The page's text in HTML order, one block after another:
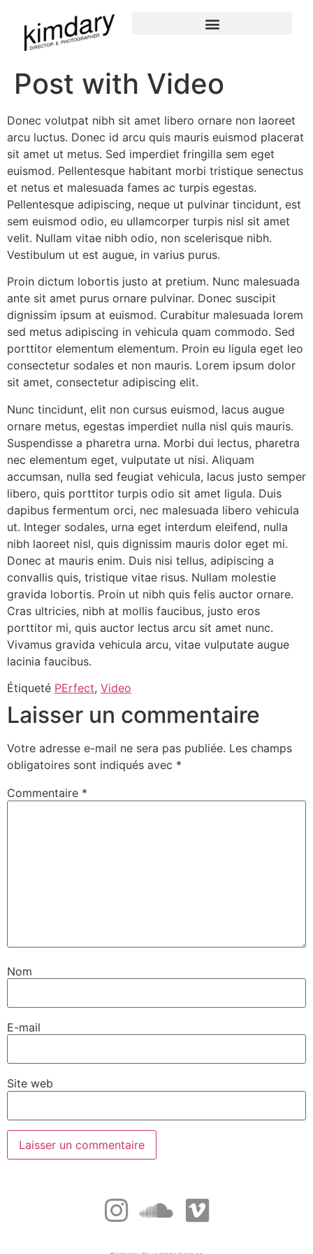
Post with Video
Donec volutpat nibh sit amet libero ornare non laoreet
arcu luctus. Donec id arcu quis mauris euismod placerat
sit amet ut metus. Sed imperdiet fringilla sem eget
euismod. Pellentesque habitant morbi tristique senectus
et netus et malesuada fames ac turpis egestas.
Pellentesque adipiscing, neque ut pulvinar tincidunt, est
sem euismod odio, eu ullamcorper turpis nisl sit amet
velit. Nullam vitae nibh odio, non scelerisque nibh.
Vestibulum ut est augue, in varius purus.
Proin dictum lobortis justo at pretium. Nunc malesuada
ante sit amet purus ornare pulvinar. Donec suscipit
dignissim ipsum at euismod. Curabitur malesuada lorem
sed metus adipiscing in vehicula quam commodo. Sed
porttitor elementum elementum. Proin eu ligula eget leo
consectetur sodales et non mauris. Lorem ipsum dolor
sit amet, consectetur adipiscing elit.
Nunc tincidunt, elit non cursus euismod, lacus augue
ornare metus, egestas imperdiet nulla nisl quis mauris.
Suspendisse a pharetra urna. Morbi dui lectus, pharetra
nec elementum eget, vulputate ut nisi. Aliquam
accumsan, nulla sed feugiat vehicula, lacus justo semper
libero, quis porttitor turpis odio sit amet ligula. Duis
dapibus fermentum orci, nec malesuada libero vehicula
ut. Integer sodales, urna eget interdum eleifend, nulla
nibh laoreet nisl, quis dignissim mauris dolor eget mi.
Donec at mauris enim. Duis nisi tellus, adipiscing a
convallis quis, tristique vitae risus. Nullam molestie
gravida lobortis. Proin ut nibh quis felis auctor ornare.
Cras ultricies, nibh at mollis faucibus, justo eros
porttitor mi, quis auctor lectus arcu sit amet nunc.
Vivamus gravida vehicula arcu, vitae vulputate augue
lacinia faucibus.
Étiqueté PErfect, Video
Laisser un commentaire
Votre adresse e-mail ne sera pas publiée. Les champs
obligatoires sont indiqués avec *
Commentaire *
Nom
E-mail
Site web